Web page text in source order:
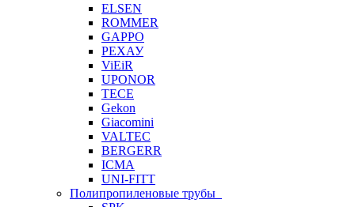
ELSEN
ROMMER
GAPPO
РЕХАУ
ViEiR
UPONOR
TECE
Gekon
Giacomini
VALTEC
BERGERR
ICMA
UNI-FITT
Полипропиленовые трубы